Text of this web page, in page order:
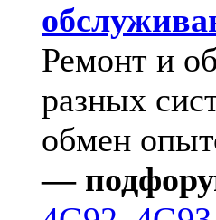
Ремонт и
разных
обмен
—